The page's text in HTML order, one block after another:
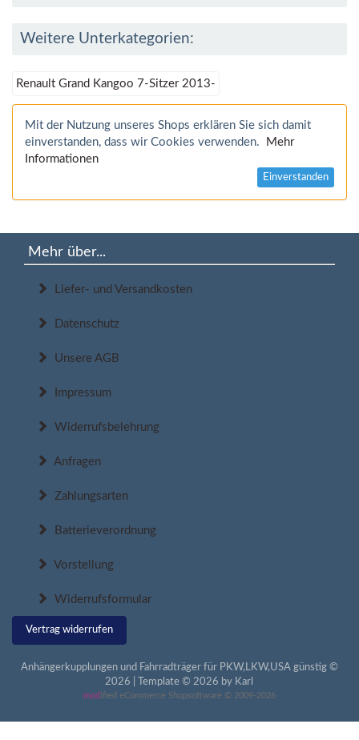
Weitere Unterkategorien:
Renault Grand Kangoo 7-Sitzer 2013-
Mit der Nutzung unseres Shops erklären Sie sich damit
einverstanden, dass wir Cookies verwenden.
Mehr
Informationen
Einverstanden
Mehr über...
Liefer- und Versandkosten
Datenschutz
Unsere AGB
Impressum
Widerrufsbelehrung
Anfragen
Zahlungsarten
Batterieverordnung
Vorstellung
Widerrufsformular
Vertrag widerrufen
Anhängerkupplungen und Fahrradträger für PKW,LKW,USA günstig ©
2026 | Template © 2026 by Karl
mod ified eCommerce Shopsoftware © 2009-2026